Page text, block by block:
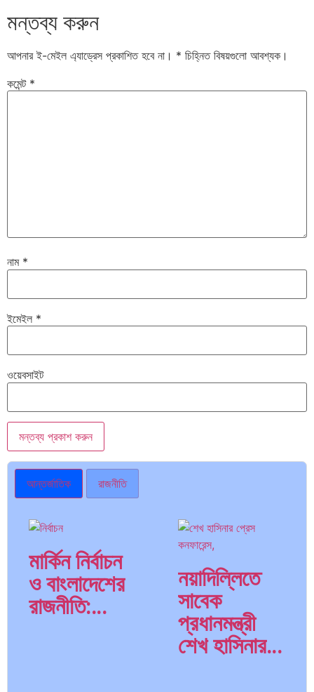
মন্তব্য করুন
আপনার ই-মেইল এ্যাড্রেস প্রকাশিত হবে না। * চিহ্নিত বিষয়গুলো আবশ্যক।
কমেন্ট *
নাম *
ইমেইল *
ওয়েবসাইট
আন্তর্জাতিক রাজনীতি
মার্কিন নির্বাচন
ও বাংলাদেশের
রাজনীতি:…
নয়াদিল্লিতে
সাবেক
প্রধানমন্ত্রী
শেখ হাসিনার…